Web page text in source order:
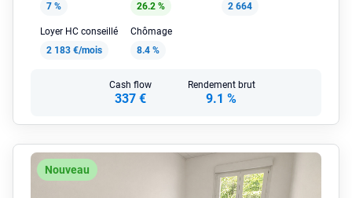
7 %
26.2 %
2 664
Loyer HC conseillé
2 183 €/mois
Chômage
8.4 %
Cash flow
337 €
Rendement brut
9.1 %
Nouveau